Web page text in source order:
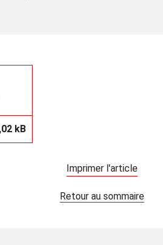
kB
Imprimer l'article
Retour au sommaire